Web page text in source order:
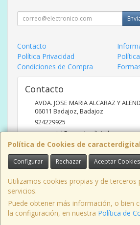
Política de Cookies de
Configurar Rechazar Aceptar Cookies
Utilizamos cookies propias y de
servicios.
Puede obtener más información, o bien
la configuración, en nuestra Política de
Contacto
Política Privacidad
Condiciones de Compra
Contacto
AVDA. JOSE MARIA ALCARAZ Y
06011 Badajoz,Badajoz
924229925
comercial@caracterdigital.com
Horario
DE 10 A 14 HORAS DE MAÑANA, 17 A
, , , , España. - C.I.F.: